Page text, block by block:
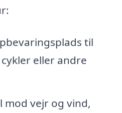
til
eller andre
mod vejr og vind,